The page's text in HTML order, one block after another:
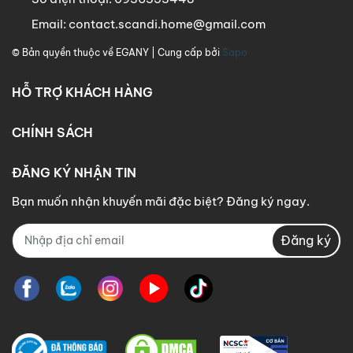
Email: contact.scandi.home@gmail.com
© Bản quyền thuộc về EGANY | Cung cấp bởi Sapo
HỖ TRỢ KHÁCH HÀNG
CHÍNH SÁCH
ĐĂNG KÝ NHẬN TIN
Bạn muốn nhận khuyến mãi đặc biệt? Đăng ký ngay.
Đăng ký